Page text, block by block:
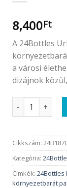
8,400Ft
A 24Bottles
a városi
dizájnok
24BOTTLES
Cikkszám:
Kategória:
Címkék: 24Bottles
környezetbarát